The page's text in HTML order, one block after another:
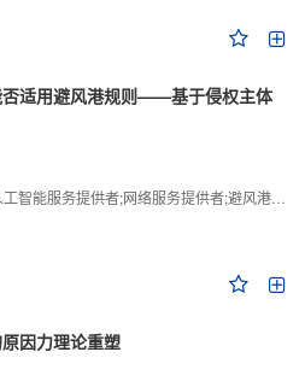
否适用避风港规则——基于侵权主体
服务提供者;网络服务提供者;避风港规则;版权责任
因力理论重塑